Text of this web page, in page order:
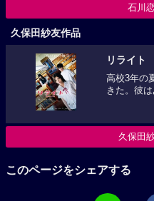
石川
久保田紗友作品
リライト
高校3年の
きた。彼は
久保田
このページをシェアする